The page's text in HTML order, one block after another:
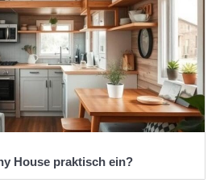
House praktisch ein?